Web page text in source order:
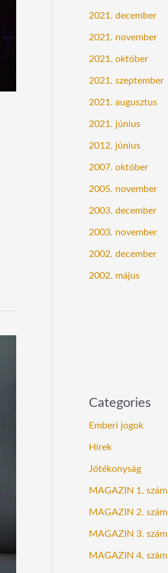
2021. december
2021. november
2021. október
2021. szeptember
2021. augusztus
2021. június
2012. június
2007. október
2005. november
2003. december
2003. november
2002. december
2002. május
Categories
Emberi jogok
Hírek
Jótékonyság
MAGAZIN 1. szám
MAGAZIN 2. szám
MAGAZIN 3. szám
MAGAZIN 4. szám